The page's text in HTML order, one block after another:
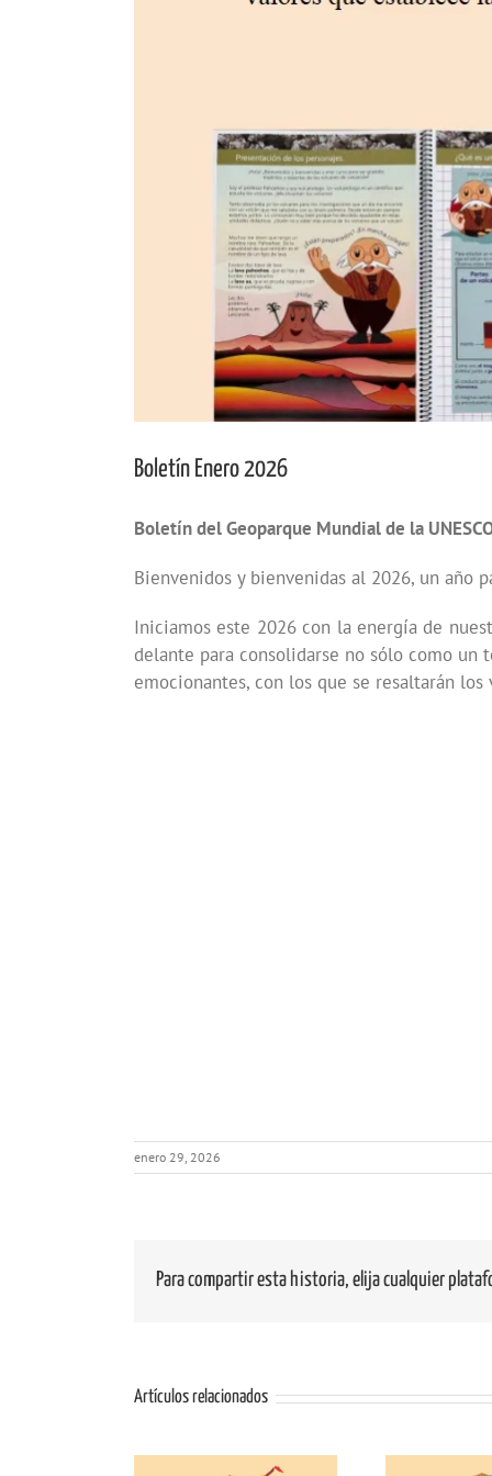
Boletín Enero 2026
Boletín del Geoparque Mundial de la
Bienvenidos y bienvenidas al 2026, un año
Iniciamos este 2026 con la energía de
delante para consolidarse no sólo como un
emocionantes, con los que se resaltarán los
enero 29, 2026
Para compartir esta historia, elija cualquier
Artículos relacionados